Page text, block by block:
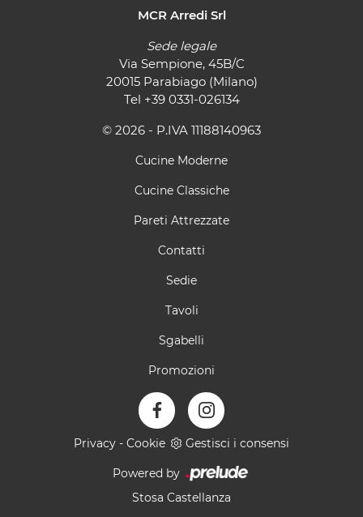
MCR Arredi Srl
Sede legale
Via Sempione, 45B/C
20015 Parabiago (Milano)
Tel +39 0331-026134
© 2026 - P.IVA 11188140963
Cucine Moderne
Cucine Classiche
Pareti Attrezzate
Contatti
Sedie
Tavoli
Sgabelli
Promozioni
Privacy - Cookie Gestisci i consensi
Powered by
Stosa Castellanza